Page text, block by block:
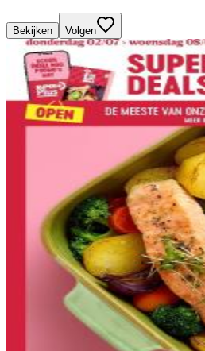
Bekijken Volgen